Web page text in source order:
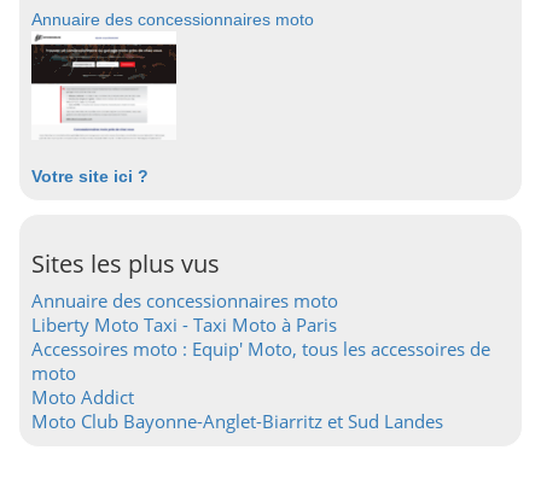
Annuaire des concessionnaires moto
Votre site ici ?
Sites les plus vus
Annuaire des concessionnaires moto
Liberty Moto Taxi - Taxi Moto à Paris
Accessoires moto : Equip' Moto, tous les accessoires de
moto
Moto Addict
Moto Club Bayonne-Anglet-Biarritz et Sud Landes